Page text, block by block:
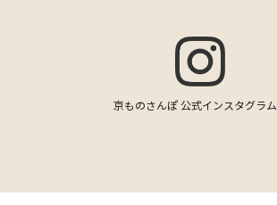
京ものさんぽ 公式インスタグラム